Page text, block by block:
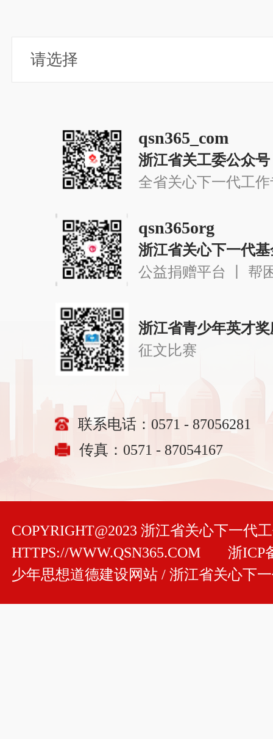
qsn365_com
浙江省关工委公众号
全省关心下一代工
qsn365org
浙江省关心下一代
公益捐赠平台 丨 帮
浙江省青少年英才
征文比赛
联系电话：0571 - 87056281
传真：0571 - 87054167
COPYRIGHT@2023 浙江省关心下一代
HTTPS://WWW.QSN365.COM
浙ICP
少年思想道德建设网站 / 浙江省关心下